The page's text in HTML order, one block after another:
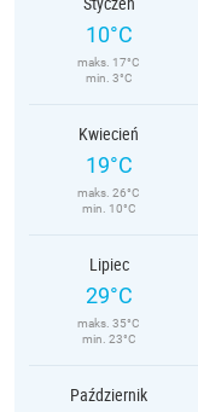
10°C
maks. 17°C
min. 3°C
Kwiecień
19°C
maks. 26°C
min. 10°C
Lipiec
29°C
maks. 35°C
min. 23°C
Październik